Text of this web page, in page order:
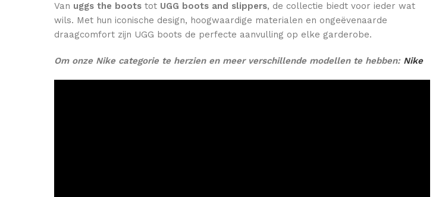
Van uggs the boots tot UGG boots and slippers, de collectie biedt voor ieder wat
wils. Met hun iconische design, hoogwaardige materialen en ongeëvenaarde
draagcomfort zijn UGG boots de perfecte aanvulling op elke garderobe.
Om onze Nike categorie te herzien en meer verschillende modellen te hebben: Nike